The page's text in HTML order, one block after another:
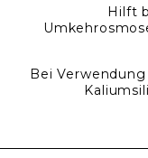
Hilft
Bei